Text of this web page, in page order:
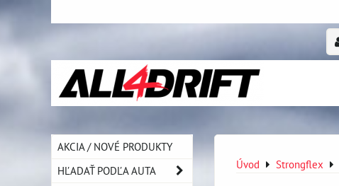
Úvod Strongflex
AKCIA / NOVÉ PRODUKTY
HĽADAŤ PODĽA AUTA